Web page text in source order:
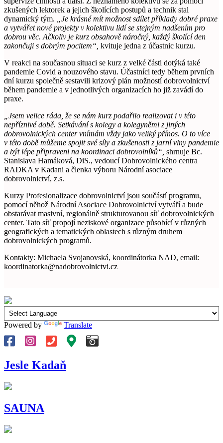
zkušených lektorek a jejich školících postupů a technik stal
dynamický tým.
„Je krásné mít možnost sdílet příklady dobré praxe
a vytvářet nové projekty v kolektivu lidí se stejným nadšením pro
dobrou věc. Ačkoliv je kurz obsahově náročný, každý školící den
zakončuji s dobrým pocitem“, kvituje jedna z účastnic kurzu.
V reakci na současnou situaci se kurz z velké části dotýká také
pandemie Covid a nouzového stavu. Účastníci tedy během prvních
dní kurzu společně sestavili krizový plán možností dobrovolnictví
během pandemie a v jednotlivých organizacích ho již zavádí do
praxe.
„Jsem velice ráda, že se nám kurz podařilo realizovat i v této
nepříznivé době. Setkávání s kolegy a kolegyněmi z jiných
dobrovolnických center vnímám vždy jako veliký přínos. O to více
v této době můžeme spojit své síly a zkušenosti z jarní vlny pandemie
a být lépe připraveni na koordinaci dobrovolníků“, shrnuje Bc.
Stanislava Hamáková, DiS., vedoucí Dobrovolnického centra
RADKA v Kadani a členka výboru Národní asociace
dobrovolnictví, z.s.
Kurzy Profesionalizace dobrovolnictví jsou součástí programu,
pomocí něhož Národní Asociace Dobrovolnictví vytváří a bude
obstarávat masivní, regionálně strukturovanou síť dobrovolnických
center. Tato síť propojí neziskové organizace působící v různých
geografických a tematických oblastech s různým druhem
dobrovolnických programů.
Kontakty: Michaela Svojanovská, koordinátorka NAD, email:
koordinatorka@nadobrovolnictvi.cz
Powered by Translate
Jesle Kadaň
SAUNA